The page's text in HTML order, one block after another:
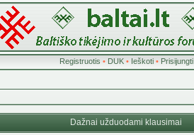
Registruotis • DUK• Ieškoti• Prisijungti
Dažnai užduodami klausimai